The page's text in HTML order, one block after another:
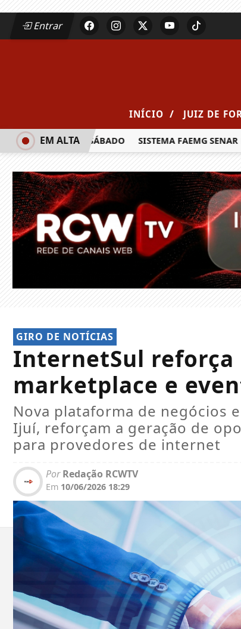
Entrar
INÍCIO / JUIZ DE
NESTE SÁBADO SISTEMA FAEMG SENAR
EM ALTA
GIRO DE NOTÍCIAS
InternetSul reforça
marketplace e
Nova plataforma de negócios
Ijuí, reforçam a geração de
para provedores de internet
PorRedação RCWTV
Em 10/06/2026 18:29